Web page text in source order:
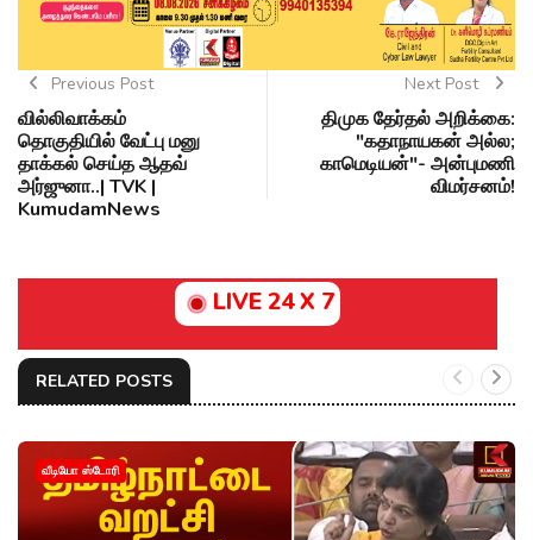
Previous Post
வில்லிவாக்கம்
தொகுதியில் வேட்பு மனு
தாக்கல் செய்த ஆதவ்
அர்ஜுனா..| TVK |
KumudamNews
Next Post
திமுக தேர்தல் அறிக்கை:
"கதாநாயகன் அல்ல;
காமெடியன்"- அன்புமணி
விமர்சனம்!
LIVE 24 X 7
RELATED POSTS
வீடியோ ஸ்டோரி